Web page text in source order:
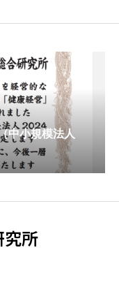
【SRI】約3年ぶ
ボランティア活
究所